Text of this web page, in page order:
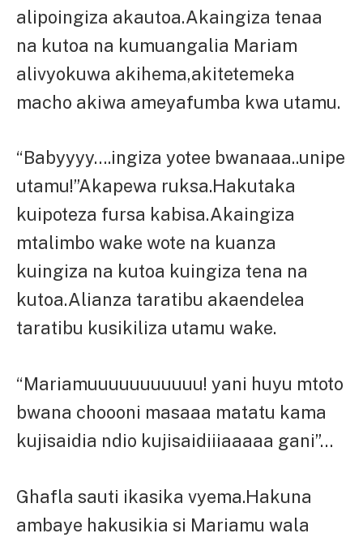
alipoingiza akautoa.Akaingiza tenaa
na kutoa na kumuangalia Mariam
alivyokuwa akihema,akitetemeka
macho akiwa ameyafumba kwa utamu.
“Babyyyy….ingiza yotee bwanaaa..unipe
utamu!”Akapewa ruksa.Hakutaka
kuipoteza fursa kabisa.Akaingiza
mtalimbo wake wote na kuanza
kuingiza na kutoa kuingiza tena na
kutoa.Alianza taratibu akaendelea
taratibu kusikiliza utamu wake.
“Mariamuuuuuuuuuuu! yani huyu mtoto
bwana choooni masaaa matatu kama
kujisaidia ndio kujisaidiiiaaaaa gani”…
Ghafla sauti ikasika vyema.Hakuna
ambaye hakusikia si Mariamu wala